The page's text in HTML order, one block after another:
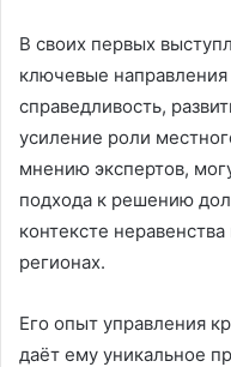
В своих первых
ключевые
справедливость,
усиление роли
мнению экспертов,
подхода к решению
контексте
регионах.
Его опыт управления
даёт ему уникальное